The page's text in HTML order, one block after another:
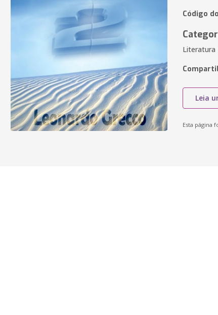
Código
Literatura
Leia
Esta página